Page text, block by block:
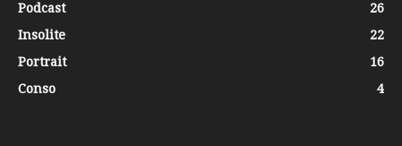
Podcast
26
Insolite
22
Portrait
16
Conso
4